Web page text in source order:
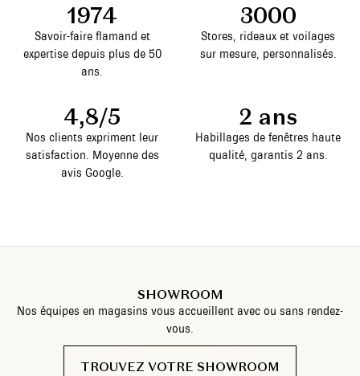
1974
Savoir-faire flamand et
expertise depuis plus de 50
ans.
3000
Stores, rideaux et voilages
sur mesure, personnalisés.
4,8/5
Nos clients expriment leur
satisfaction. Moyenne des
avis Google.
2 ans
Habillages de fenêtres haute
qualité, garantis 2 ans.
SHOWROOM
Nos équipes en magasins vous accueillent avec ou sans rendez-
vous.
TROUVEZ VOTRE SHOWROOM